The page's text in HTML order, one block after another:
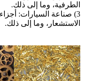
الطرفية، وما إلى ذلك.
3) صناعة السيارات:
الاستشعار، وما إلى ذلك.